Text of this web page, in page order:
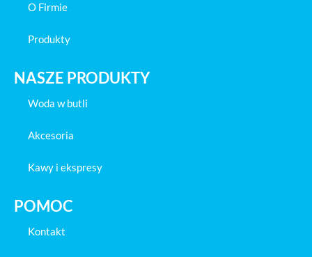
O Firmie
Produkty
NASZE PRODUKTY
Woda w butli
Akcesoria
Kawy i ekspresy
POMOC
Kontakt